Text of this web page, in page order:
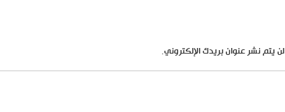
لن يتم نشر عنوان بريدك الإلكتروني.